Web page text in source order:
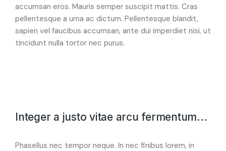
accumsan eros. Mauris semper suscipit mattis. Cras
pellentesque a urna ac dictum. Pellentesque blandit,
sapien vel faucibus accumsan, ante dui imperdiet nisi, ut
tincidunt nulla tortor nec purus.
Integer a justo vitae arcu fermentum...
Phasellus nec tempor neque. In nec finibus lorem, in